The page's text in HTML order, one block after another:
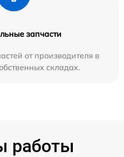
запчасти
от производителя в
складах.
работы